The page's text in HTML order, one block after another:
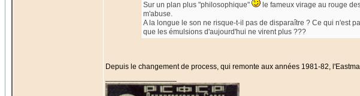
Sur un plan plus "philosophique"
le fameux virage au rouge
m'abuse.
A la longue le son ne risque-t-il pas de disparaître ? Ce qui n'est
que les émulsions d'aujourd'hui ne virent plus ???
Depuis le changement de process, qui remonte aux années 1981-82,